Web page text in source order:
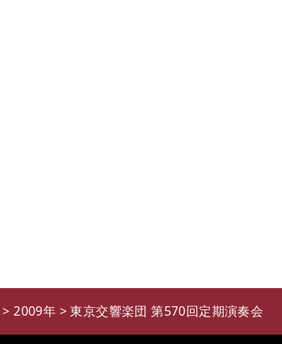
>2009年 >東京交響楽団 第570回定期演奏会